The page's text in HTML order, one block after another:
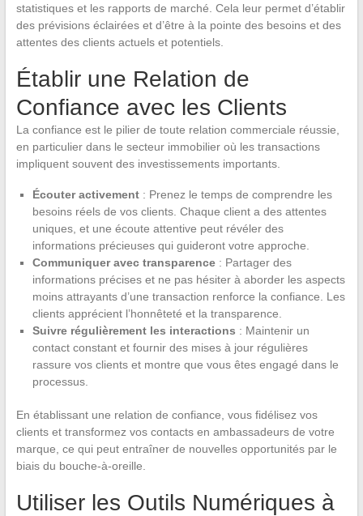
statistiques et les rapports de marché. Cela leur permet d’établir
des prévisions éclairées et d’être à la pointe des besoins et des
attentes des clients actuels et potentiels.
Établir une Relation de
Confiance avec les Clients
La confiance est le pilier de toute relation commerciale réussie,
en particulier dans le secteur immobilier où les transactions
impliquent souvent des investissements importants.
Écouter activement: Prenez le temps de comprendre les
besoins réels de vos clients. Chaque client a des attentes
uniques, et une écoute attentive peut révéler des
informations précieuses qui guideront votre approche.
Communiquer avec transparence: Partager des
informations précises et ne pas hésiter à aborder les aspects
moins attrayants d’une transaction renforce la confiance. Les
clients apprécient l’honnêteté et la transparence.
Suivre régulièrement les interactions : Maintenir un
contact constant et fournir des mises à jour régulières
rassure vos clients et montre que vous êtes engagé dans le
processus.
En établissant une relation de confiance, vous fidélisez vos
clients et transformez vos contacts en ambassadeurs de votre
marque, ce qui peut entraîner de nouvelles opportunités par le
biais du bouche-à-oreille.
Utiliser les Outils Numériques à